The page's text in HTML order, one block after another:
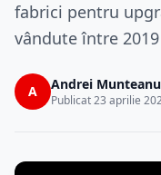
fabrici pentru
vândute între
A Andrei Munteanu
Publicat 23 aprilie